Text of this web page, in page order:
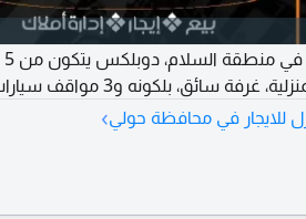
غرفة سائق، بلكونه و3 مواقف سيارات
للايجار في محافظة حولي›